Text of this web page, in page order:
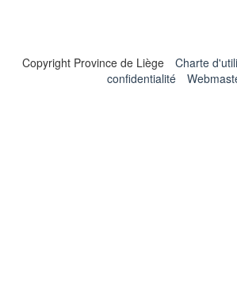
Copyright Province de Liège Charte
confidentialité